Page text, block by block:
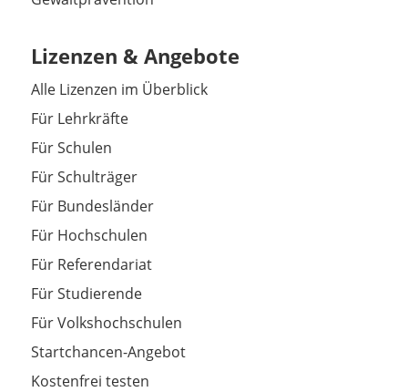
Lizenzen & Angebote
Alle Lizenzen im Überblick
Für Lehrkräfte
Für Schulen
Für Schulträger
Für Bundesländer
Für Hochschulen
Für Referendariat
Für Studierende
Für Volkshochschulen
Startchancen-Angebot
Kostenfrei testen